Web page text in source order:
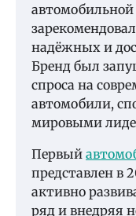
автомобильной
надёжных и
Бренд был
спроса на
автомобили,
мировыми
Первый
представлен в
активно
ряд и внедряя